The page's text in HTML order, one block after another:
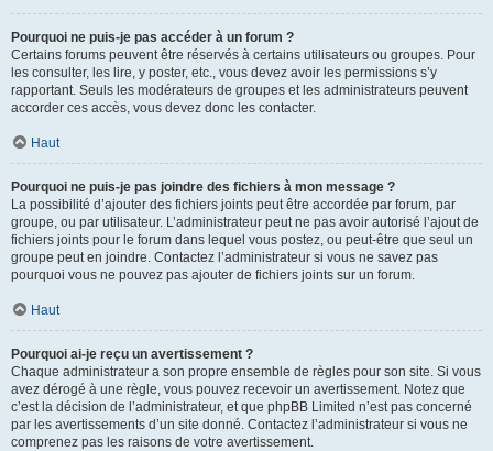
Pourquoi ne puis-je pas accéder à un forum ?
Certains forums peuvent être réservés à certains utilisateurs ou groupes. Pour
les consulter, les lire, y poster, etc., vous devez avoir les permissions s’y
rapportant. Seuls les modérateurs de groupes et les administrateurs peuvent
accorder ces accès, vous devez donc les contacter.
Haut
Pourquoi ne puis-je pas joindre des fichiers à mon message ?
La possibilité d’ajouter des fichiers joints peut être accordée par forum, par
groupe, ou par utilisateur. L’administrateur peut ne pas avoir autorisé l’ajout de
fichiers joints pour le forum dans lequel vous postez, ou peut-être que seul un
groupe peut en joindre. Contactez l’administrateur si vous ne savez pas
pourquoi vous ne pouvez pas ajouter de fichiers joints sur un forum.
Haut
Pourquoi ai-je reçu un avertissement ?
Chaque administrateur a son propre ensemble de règles pour son site. Si vous
avez dérogé à une règle, vous pouvez recevoir un avertissement. Notez que
c’est la décision de l’administrateur, et que phpBB Limited n’est pas concerné
par les avertissements d’un site donné. Contactez l’administrateur si vous ne
comprenez pas les raisons de votre avertissement.